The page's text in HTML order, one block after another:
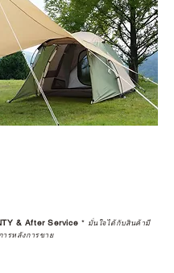
& After Service * มั่นใจได้กับสินค้ามี
รหลังการขาย